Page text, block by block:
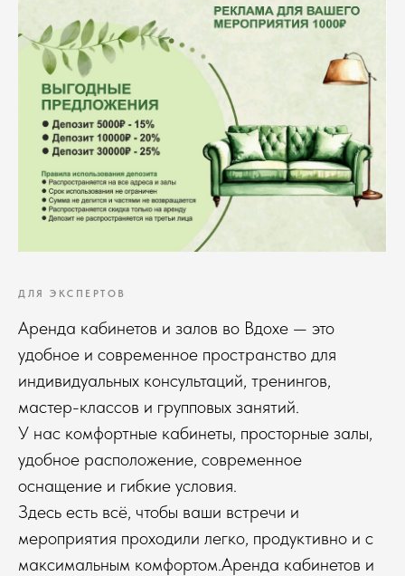
ДЛЯ ЭКСПЕРТОВ
Аренда кабинетов и залов во Вдохе — это
удобное и современное пространство для
индивидуальных консультаций, тренингов,
мастер-классов и групповых занятий.
У нас комфортные кабинеты, просторные залы,
удобное расположение, современное
оснащение и гибкие условия.
Здесь есть всё, чтобы ваши встречи и
мероприятия проходили легко, продуктивно и с
максимальным комфортом.Аренда кабинетов и